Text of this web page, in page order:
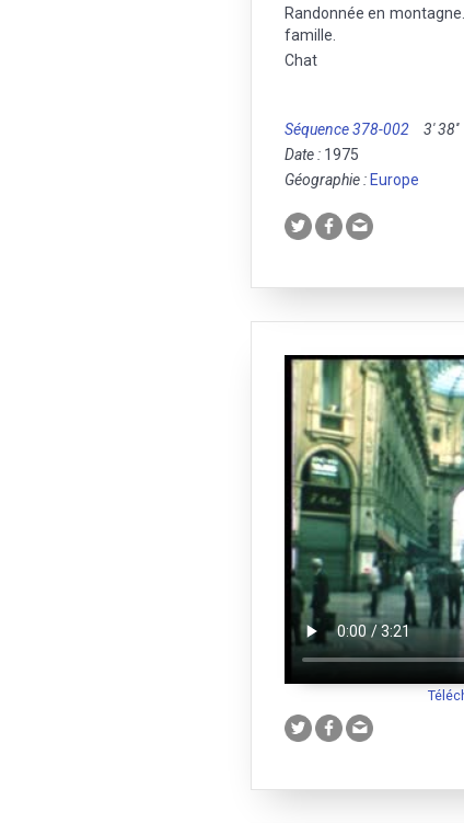
Randonnée en
famille.
Chat
Séquence 378-002 3' 38''
Date : 1975
Géographie : Europe